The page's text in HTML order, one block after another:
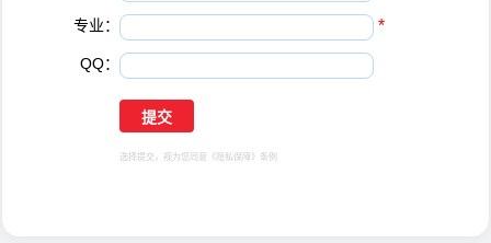
专业： *
QQ：
选择提交，视为您同意 《隐私保障》 条例